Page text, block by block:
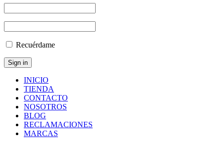
Recuérdame
INICIO
TIENDA
CONTACTO
NOSOTROS
BLOG
RECLAMACIONES
MARCAS